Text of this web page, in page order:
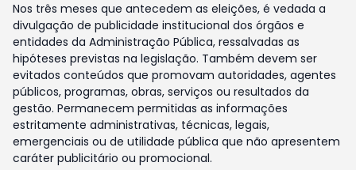
Nos três meses que antecedem as eleições, é vedada a
divulgação de publicidade institucional dos órgãos e
entidades da Administração Pública, ressalvadas as
hipóteses previstas na legislação. Também devem ser
evitados conteúdos que promovam autoridades, agentes
públicos, programas, obras, serviços ou resultados da
gestão. Permanecem permitidas as informações
estritamente administrativas, técnicas, legais,
emergenciais ou de utilidade pública que não apresentem
caráter publicitário ou promocional.